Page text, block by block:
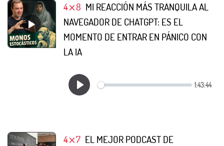
4⨯8 MI REACCIÓN MÁS TRANQUILA AL
NAVEGADOR DE CHATGPT: ES EL
MOMENTO DE ENTRAR EN PÁNICO CON
LA IA
4⨯7 EL MEJOR PODCAST DE